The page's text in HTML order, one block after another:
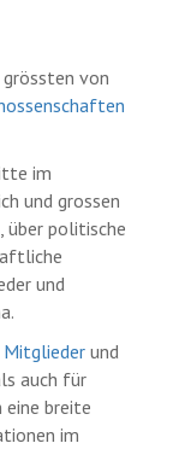
von
im
und grossen
über politische
und
Mitglieder und
auch für
eine breite
im